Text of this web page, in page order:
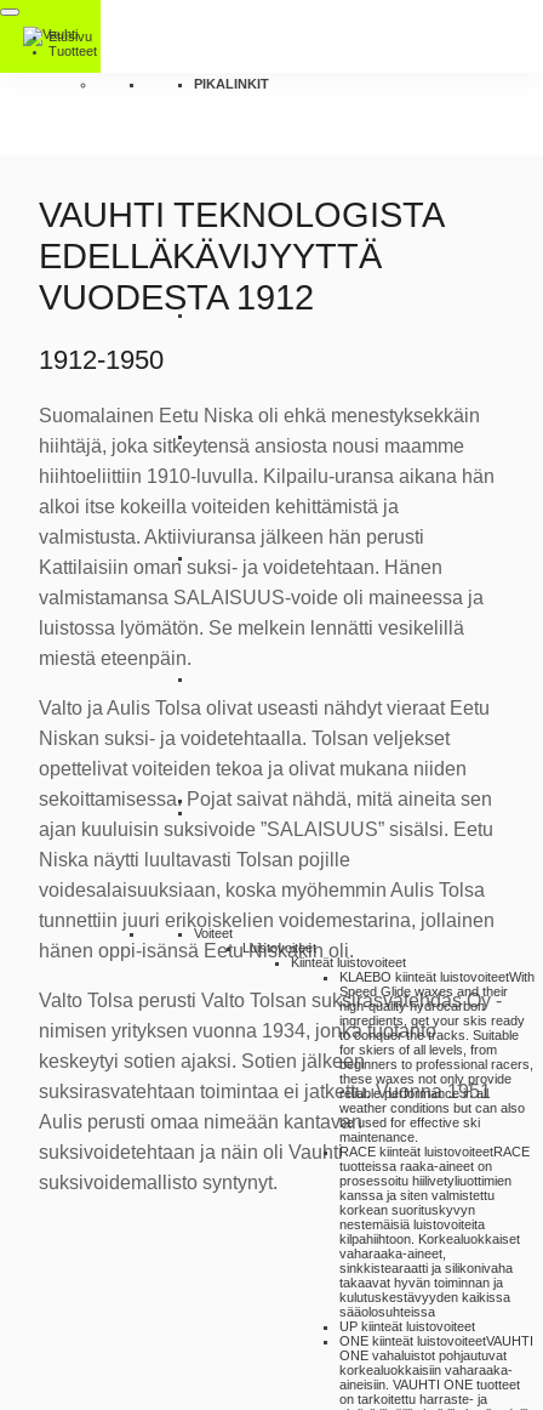
Etusivu
Tuotteet
PIKALINKIT
Voiteet
Luistovoiteet
Kiinteät luistovoiteet
KLAEBO kiinteät luistovoiteetWith
Speed Glide waxes and their
high-quality hydrocarbon
ingredients, get your skis ready
to conquer the tracks. Suitable
for skiers of all levels, from
beginners to professional racers,
these waxes not only provide
reliable performance in all
weather conditions but can also
be used for effective ski
maintenance.
RACE kiinteät luistovoiteetRACE
tuotteissa raaka-aineet on
prosessoitu hiilivetyliuottimien
kanssa ja siten valmistettu
korkean suorituskyvyn
nestemäisiä luistovoiteita
kilpahiihtoon. Korkealuokkaiset
vaharaaka-aineet,
sinkkistearaatti ja silikonivaha
takaavat hyvän toiminnan ja
kulutuskestävyyden kaikissa
sääolosuhteissa
UP kiinteät luistovoiteet
ONE kiinteät luistovoiteetVAUHTI
ONE vahaluistot pohjautuvat
korkealuokkaisiin vaharaaka-
aineisiin. VAUHTI ONE tuotteet
on tarkoitettu harraste- ja
VAUHTI TEKNOLOGISTA
EDELLÄKÄVIJYYTTÄ
VUODESTA 1912
1912-1950
Suomalainen Eetu Niska oli ehkä menestyksekkäin
hiihtäjä, joka sitkeytensä ansiosta nousi maamme
hiihtoeliittiin 1910-luvulla. Kilpailu-uransa aikana hän
alkoi itse kokeilla voiteiden kehittämistä ja
valmistusta. Aktiiviuransa jälkeen hän perusti
Kattilaisiin oman suksi- ja voidetehtaan. Hänen
valmistamansa SALAISUUS-voide oli maineessa ja
luistossa lyömätön. Se melkein lennätti vesikelillä
miestä eteenpäin.
Valto ja Aulis Tolsa olivat useasti nähdyt vieraat Eetu
Niskan suksi- ja voidetehtaalla. Tolsan veljekset
opettelivat voiteiden tekoa ja olivat mukana niiden
sekoittamisessa. Pojat saivat nähdä, mitä aineita sen
ajan kuuluisin suksivoide ”SALAISUUS” sisälsi. Eetu
Niska näytti luultavasti Tolsan pojille
voidesalaisuuksiaan, koska myöhemmin Aulis Tolsa
tunnettiin juuri erikoiskelien voidemestarina, jollainen
hänen oppi-isänsä Eetu Niskakin oli.
Valto Tolsa perusti Valto Tolsan suksirasvatehdas Oy -
nimisen yrityksen vuonna 1934, jonka tuotanto
keskeytyi sotien ajaksi. Sotien jälkeen
suksirasvatehtaan toimintaa ei jatkettu. Vuonna 1951
Aulis perusti omaa nimeään kantavan
suksivoidetehtaan ja näin oli Vauhti
suksivoidemallisto syntynyt.